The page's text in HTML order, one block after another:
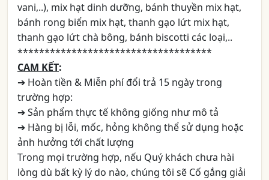
vani,..), mix hạt dinh dưỡng, bánh thuyền mix hạt,
bánh rong biển mix hạt, thanh gạo lứt mix hạt,
thanh gạo lứt chà bông, bánh biscotti các loại,..
************************************
CAM KẾT:
➔ Hoàn tiền & Miễn phí đổi trả 15 ngày trong
trường hợp:
➔ Sản phẩm thực tế không giống như mô tả
➔ Hàng bị lỗi, mốc, hỏng không thể sử dụng hoặc
ảnh hưởng tới chất lượng
Trong mọi trường hợp, nếu Quý khách chưa hài
lòng dù bất kỳ lý do nào, chúng tôi sẽ Cố gắng giải